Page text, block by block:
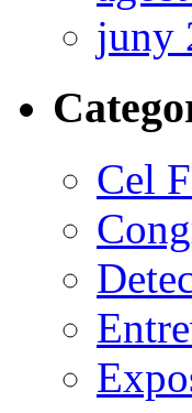
juny
Cel